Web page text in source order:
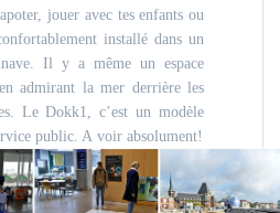
jouer avec tes enfants ou
installé dans un
Il y a même un espace
admirant la mer derrière les
Le Dokk1, c’est un modèle
public. A voir absolument!